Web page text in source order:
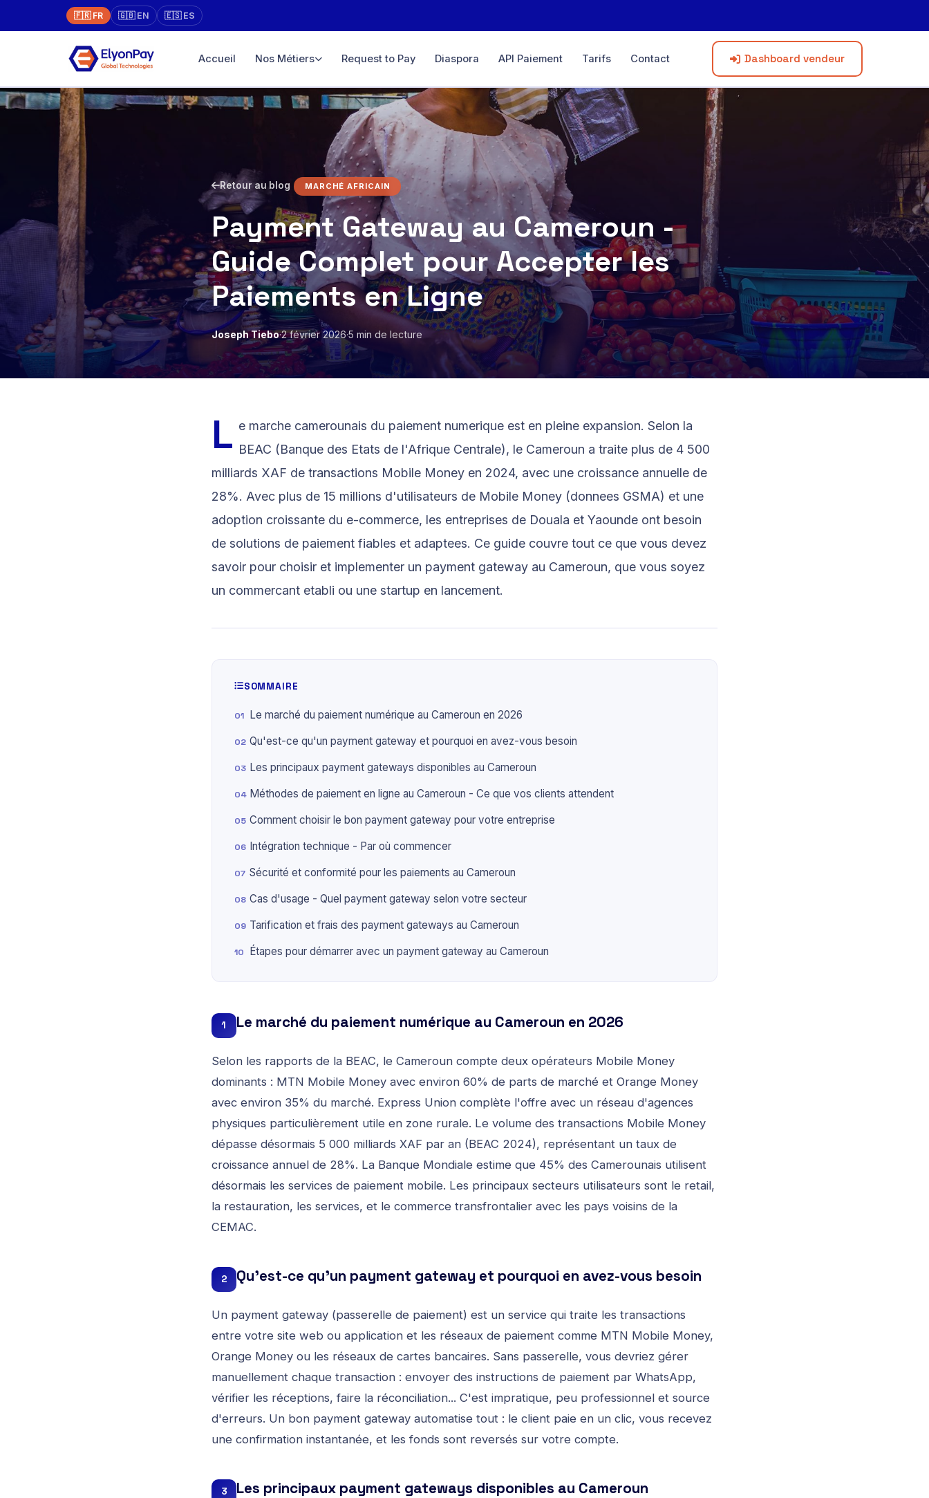
🇫🇷 FR 🇬🇧 EN 🇪🇸 ES
Accueil Nos Métiers
Marketplace
Paiement unifié
XAF, EUR, USD, GBP…
Terminal Virtuel
Physique → en ligne &
face à face
Diaspora
Payez directement,
avec traçabilité
Cameroun
MTN MoMo, Orange
Money, Visa
Request to Pay Diaspora API Paiement Tarifs Contact Dashboard vendeur
Retour au blog MARCHÉ AFRICAIN
Payment Gateway au Cameroun -
Guide Complet pour Accepter les
Paiements en Ligne
Joseph Tiebo·2 février 2026·5 min de lecture
L e marche camerounais du paiement numerique est en pleine expansion. Selon la
BEAC (Banque des Etats de l'Afrique Centrale), le Cameroun a traite plus de 4 500
milliards XAF de transactions Mobile Money en 2024, avec une croissance annuelle de
28%. Avec plus de 15 millions d'utilisateurs de Mobile Money (donnees GSMA) et une
adoption croissante du e-commerce, les entreprises de Douala et Yaounde ont besoin
de solutions de paiement fiables et adaptees. Ce guide couvre tout ce que vous devez
savoir pour choisir et implementer un payment gateway au Cameroun, que vous soyez
un commercant etabli ou une startup en lancement.
SOMMAIRE
Le marché du paiement numérique au Cameroun en 2026
Qu'est-ce qu'un payment gateway et pourquoi en avez-vous besoin
Les principaux payment gateways disponibles au Cameroun
Méthodes de paiement en ligne au Cameroun - Ce que vos clients attendent
Comment choisir le bon payment gateway pour votre entreprise
Intégration technique - Par où commencer
Sécurité et conformité pour les paiements au Cameroun
Cas d'usage - Quel payment gateway selon votre secteur
Tarification et frais des payment gateways au Cameroun
Étapes pour démarrer avec un payment gateway au Cameroun
1 Le marché du paiement numérique au Cameroun en 2026
Selon les rapports de la BEAC, le Cameroun compte deux opérateurs Mobile Money
dominants : MTN Mobile Money avec environ 60% de parts de marché et Orange Money
avec environ 35% du marché. Express Union complète l'offre avec un réseau d'agences
physiques particulièrement utile en zone rurale. Le volume des transactions Mobile Money
dépasse désormais 5 000 milliards XAF par an (BEAC 2024), représentant un taux de
croissance annuel de 28%. La Banque Mondiale estime que 45% des Camerounais utilisent
désormais les services de paiement mobile. Les principaux secteurs utilisateurs sont le retail,
la restauration, les services, et le commerce transfrontalier avec les pays voisins de la
CEMAC.
2 Qu'est-ce qu'un payment gateway et pourquoi en avez-vous besoin
Un payment gateway (passerelle de paiement) est un service qui traite les transactions
entre votre site web ou application et les réseaux de paiement comme MTN Mobile Money,
Orange Money ou les réseaux de cartes bancaires. Sans passerelle, vous devriez gérer
manuellement chaque transaction : envoyer des instructions de paiement par WhatsApp,
vérifier les réceptions, faire la réconciliation... C'est impratique, peu professionnel et source
d'erreurs. Un bon payment gateway automatise tout : le client paie en un clic, vous recevez
une confirmation instantanée, et les fonds sont reversés sur votre compte.
3 Les principaux payment gateways disponibles au Cameroun